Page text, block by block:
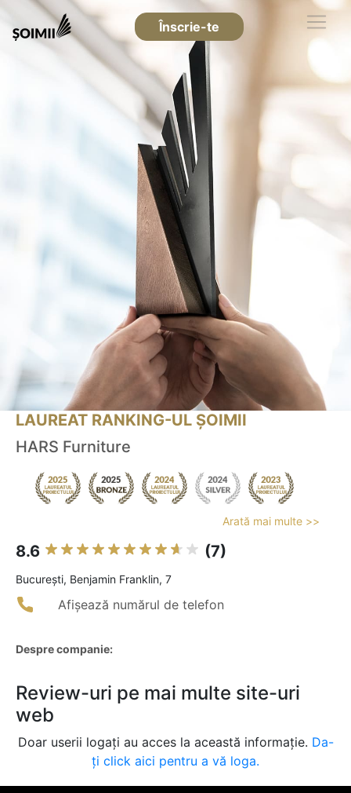
Înscrie-te
LAUREAT RANKING-UL ȘOIMII
HARS Furniture
Arată mai multe >>
8.6 (7)
Bucureşti, Benjamin Franklin, 7
Afișează numărul de telefon
Despre companie:
Review-uri pe mai multe site-uri
web
Doar userii logați au acces la această informație. Da-
ți click aici pentru a vă loga.